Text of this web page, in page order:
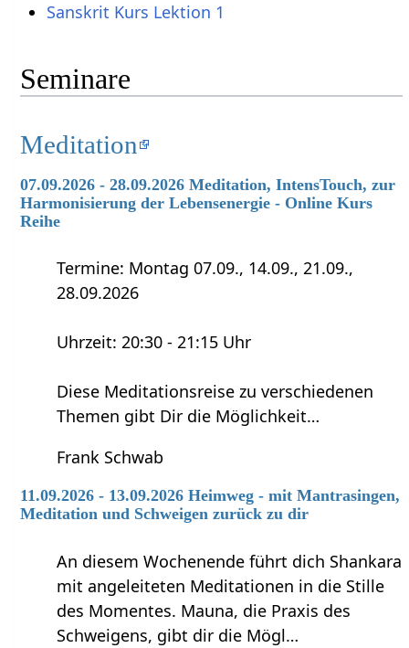
Sanskrit Kurs Lektion 1
Seminare
Meditation
07.09.2026 - 28.09.2026 Meditation, IntensTouch, zur
Harmonisierung der Lebensenergie - Online Kurs
Reihe
Termine: Montag 07.09., 14.09., 21.09.,
28.09.2026
Uhrzeit: 20:30 - 21:15 Uhr
Diese Meditationsreise zu verschiedenen
Themen gibt Dir die Möglichkeit…
Frank Schwab
11.09.2026 - 13.09.2026 Heimweg - mit Mantrasingen,
Meditation und Schweigen zurück zu dir
An diesem Wochenende führt dich Shankara
mit angeleiteten Meditationen in die Stille
des Momentes. Mauna, die Praxis des
Schweigens, gibt dir die Mögl…